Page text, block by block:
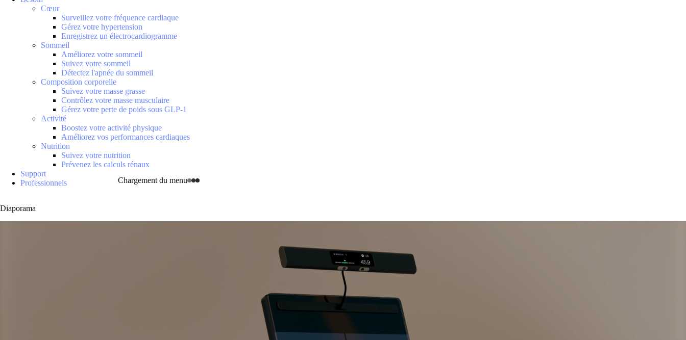
Chargement du menu
Cœur
Surveillez votre fréquence cardiaque
Gérez votre hypertension
Enregistrez un électrocardiogramme
Sommeil
Améliorez votre sommeil
Suivez votre sommeil
Détectez l'apnée du sommeil
Composition corporelle
Suivez votre masse grasse
Contrôlez votre masse musculaire
Gérez votre perte de poids sous GLP-1
Activité
Boostez votre activité physique
Améliorez vos performances cardiaques
Nutrition
Suivez votre nutrition
Prévenez les calculs rénaux
Support
Professionnels
Diaporama